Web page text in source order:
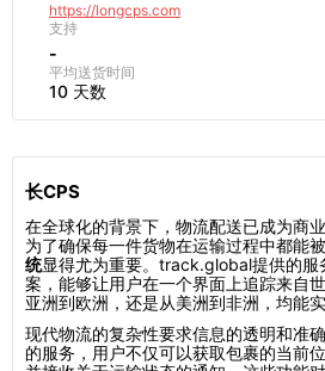
https://longcps.com
支持
-
平均送货时间
10 天数
长CPS
在全球化的背景下，物流配送已成为商
为了确保每一件货物在运输过程中都能
统显得尤为重要。track.global提供的服
案，能够让用户在一个界面上追踪来自
亚洲到欧洲，还是从美洲到非洲，均能实
现代物流的复杂性要求信息的透明和准
的服务，用户不仅可以获取包裹的当前